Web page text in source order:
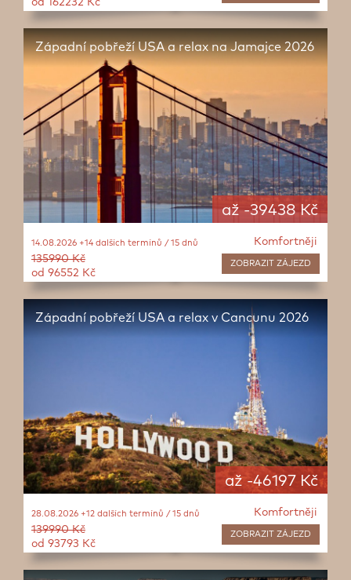
od 162232 Kč
až -39438 Kč
Západní pobřeží USA a relax na Jamajce 2026
Komfortněji
ZOBRAZIT ZÁJEZD
14.08.2026 +14 dalších termínů / 15 dnů
135990 Kč
od 96552 Kč
až -46197 Kč
Západní pobřeží USA a relax v Cancunu 2026
Komfortněji
ZOBRAZIT ZÁJEZD
28.08.2026 +12 dalších termínů / 15 dnů
139990 Kč
od 93793 Kč